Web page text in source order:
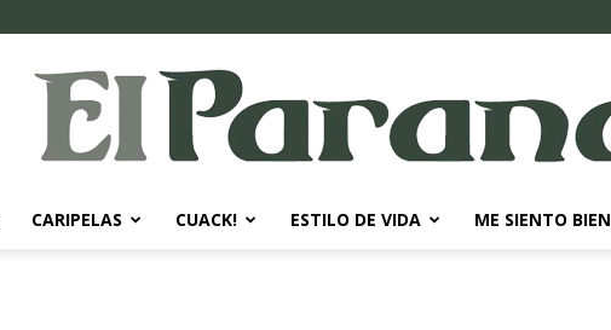
CARIPELAS CUACK! ESTILO DE VIDA ME SIENTO BIEN